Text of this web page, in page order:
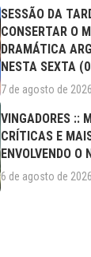
SESSÃO DA
CONSERTAR O
DRAMÁTICA
NESTA SEXTA
7 de agosto de 2026
VINGADORES ::
CRÍTICAS E
ENVOLVENDO O
6 de agosto de 2026